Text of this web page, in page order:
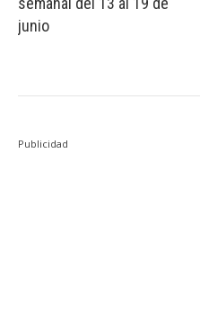
junio
Publicidad